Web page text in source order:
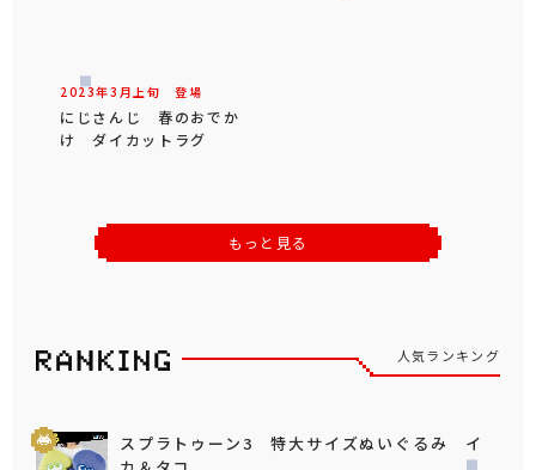
2023年3 月 上旬 登場
にじさんじ 春のおでか
け ダイカットラグ
もっと見る
人気ランキング
スプラトゥーン3 特大サイズぬいぐるみ イ